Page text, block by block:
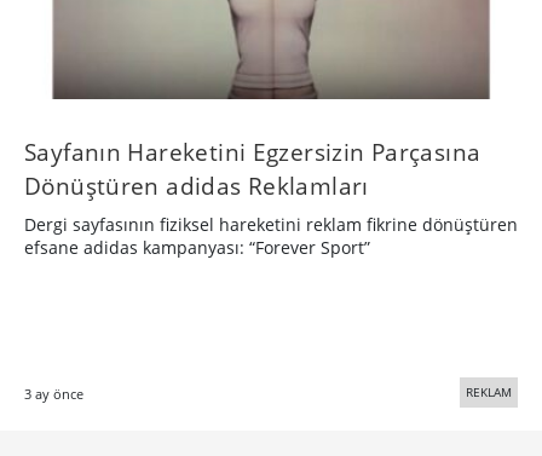
Sayfanın Hareketini Egzersizin Parçasına
Dönüştüren adidas Reklamları
Dergi sayfasının fiziksel hareketini reklam fikrine dönüştüren
efsane adidas kampanyası: “Forever Sport”
3 ay önce REKLAM